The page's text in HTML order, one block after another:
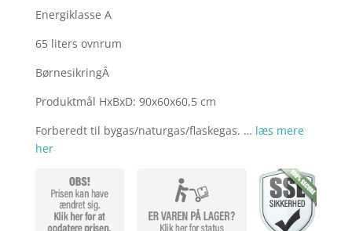
Energiklasse A
65 liters ovnrum
BørnesikringÂ
Produktmål HxBxD: 90x60x60,5 cm
Forberedt til bygas/naturgas/flaskegas. … læs mere
her